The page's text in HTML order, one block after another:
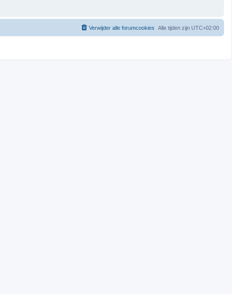
Alle tijden zijn UTC+02:00
Verwijder alle forumcookies